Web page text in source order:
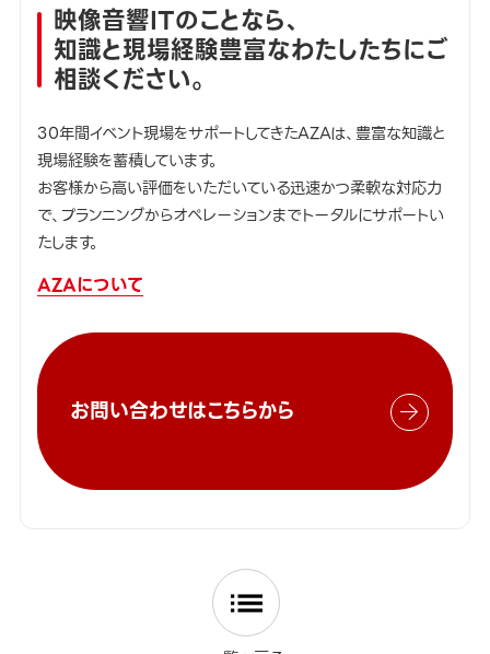
映像音響ITのことなら、
知識と現場経験豊富なわたしたちにご
相談ください。
30年間イベント現場をサポートしてきたAZAは、豊富な知識と
現場経験を蓄積しています。
お客様から高い評価をいただいている迅速かつ柔軟な対応力
で、プランニングからオペレーションまでトータルにサポートい
たします。
AZAについて
お問い合わせはこちらから